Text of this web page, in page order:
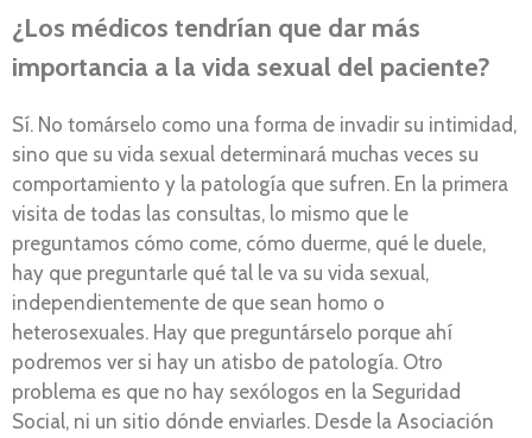
¿Los médicos tendrían que dar más
importancia a la vida sexual del paciente?
Sí. No tomárselo como una forma de invadir su intimidad,
sino que su vida sexual determinará muchas veces su
comportamiento y la patología que sufren. En la primera
visita de todas las consultas, lo mismo que le
preguntamos cómo come, cómo duerme, qué le duele,
hay que preguntarle qué tal le va su vida sexual,
independientemente de que sean homo o
heterosexuales. Hay que preguntárselo porque ahí
podremos ver si hay un atisbo de patología. Otro
problema es que no hay sexólogos en la Seguridad
Social, ni un sitio dónde enviarles. Desde la Asociación